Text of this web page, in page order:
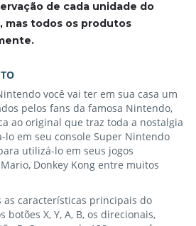
de cada unidade do
mas todos os produtos
você vai ter em sua casa um
pelos fans da famosa Nintendo,
ao original que traz toda a nostalgia
lo em seu console Super Nintendo
utilizá-lo em seus jogos
Donkey Kong entre muitos
as características principais do
X, Y, A, B, os direcionais,